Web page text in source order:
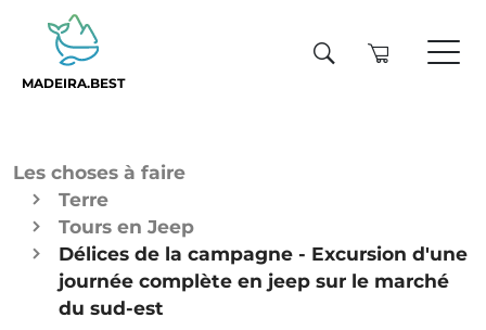
MADEIRA.BEST
Les choses à faire
Terre
Tours en Jeep
Délices de la campagne - Excursion d'une
journée complète en jeep sur le marché
du sud-est